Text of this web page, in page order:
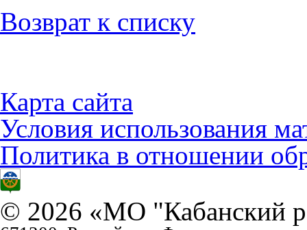
Возврат к списку
Карта сайта
Условия использования
Политика в отношении
© 2026 «МО "Кабанский